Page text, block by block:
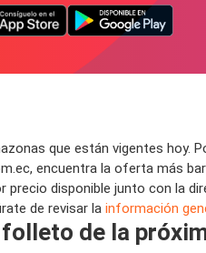
que están vigentes
encuentra la oferta más
disponible junto con la
de revisar la información
de la